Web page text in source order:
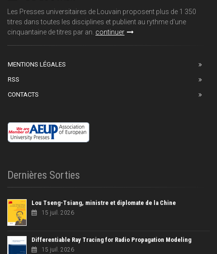
Les Presses universitaires de Louvain proposent plus de 1 350
titres dans toutes les disciplines et publient au rythme d'une
cinquantaine de titres par an. continuer
MENTIONS LÉGALES
RSS
CONTACTS
Dernières Sorties
Lou Tseng-Tsiang, ministre et diplomate de la Chine
15 juil. 2026
Differentiable Ray Tracing for Radio Propagation Modeling
15 juil. 2026